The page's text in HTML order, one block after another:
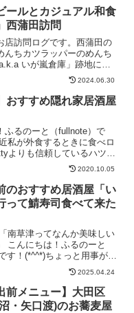
ールとカジュアル和食
西蒲田訪問
店訪問ログです。西蒲田の
んちカツラッパーのめんち
いが嵐倉庫」跡地に、
出来たので訪問してきまし
ビールのお店ということ
きにはピッタリのお店でし
ビール...
2024.06.30
おすすめ隠れ家居酒屋
ふるのーと（fullnote）で
私が外食するときに食べロ
よりも信頼しているハツさ
。ハツさんとは？ハツさん
サロンというサロンを主宰
す。⇒東京グル...
2020.10.05
のおすすめ居酒屋「い
って鯖寿司食べて来た
南草津ってなんか美味しい
こんにちは！ふるのーと
す！(*^^*)ちょっと用事があ
行ってきました。そのとき
てもらったお店のことを紹
います。南草津ってどこ？
2025.04.24
前メニュー】大田区
・矢口渡)のお蕎麦屋